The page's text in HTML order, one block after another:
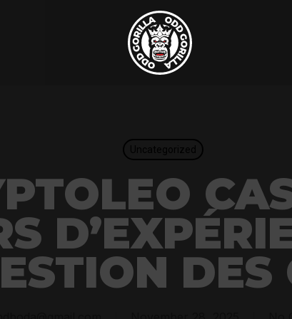
DES